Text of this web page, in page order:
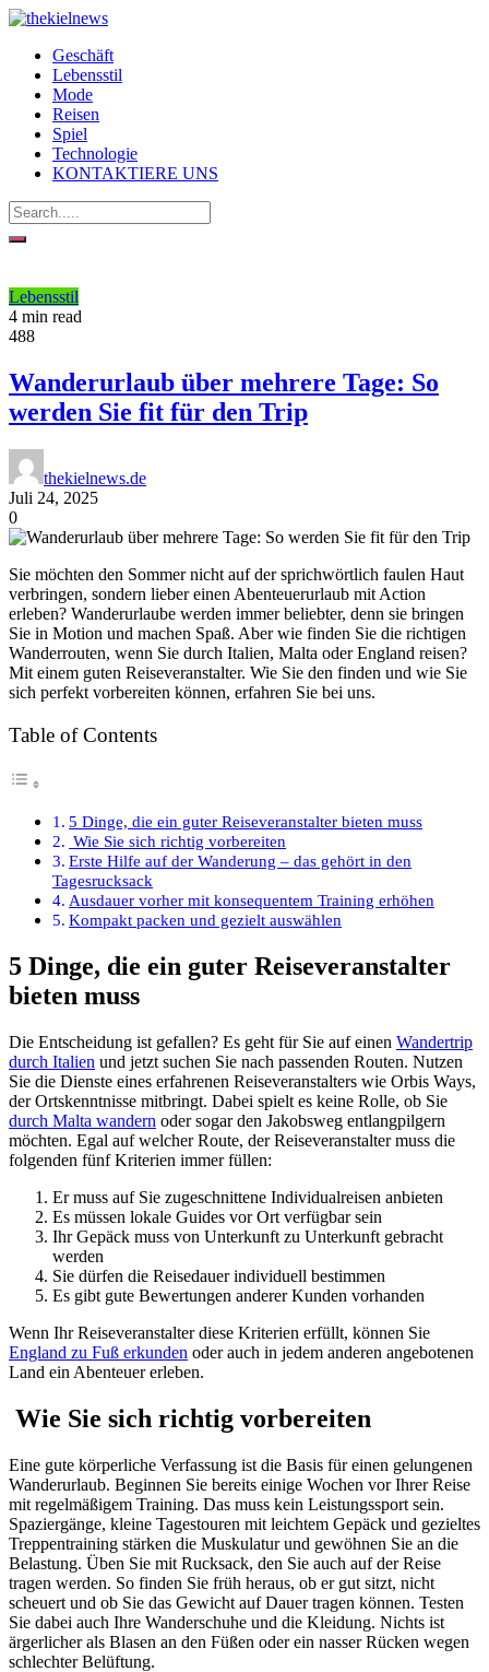
Geschäft
Lebensstil
Mode
Reisen
Spiel
Technologie
KONTAKTIERE UNS
Lebensstil
4 min read
488
Wanderurlaub über mehrere Tage: So
werden Sie fit für den Trip
thekielnews.de
Juli 24, 2025
0
Sie möchten den Sommer nicht auf der sprichwörtlich faulen Haut
verbringen, sondern lieber einen Abenteuerurlaub mit Action
erleben? Wanderurlaube werden immer beliebter, denn sie bringen
Sie in Motion und machen Spaß. Aber wie finden Sie die richtigen
Wanderrouten, wenn Sie durch Italien, Malta oder England reisen?
Mit einem guten Reiseveranstalter. Wie Sie den finden und wie Sie
sich perfekt vorbereiten können, erfahren Sie bei uns.
Table of Contents
5 Dinge, die ein guter Reiseveranstalter bieten muss
Wie Sie sich richtig vorbereiten
Erste Hilfe auf der Wanderung – das gehört in den
Tagesrucksack
Ausdauer vorher mit konsequentem Training erhöhen
Kompakt packen und gezielt auswählen
5 Dinge, die ein guter Reiseveranstalter
bieten muss
Die Entscheidung ist gefallen? Es geht für Sie auf einen Wandertrip
durch Italien und jetzt suchen Sie nach passenden Routen. Nutzen
Sie die Dienste eines erfahrenen Reiseveranstalters wie Orbis Ways,
der Ortskenntnisse mitbringt. Dabei spielt es keine Rolle, ob Sie
durch Malta wandern oder sogar den Jakobsweg entlangpilgern
möchten. Egal auf welcher Route, der Reiseveranstalter muss die
folgenden fünf Kriterien immer füllen:
Er muss auf Sie zugeschnittene Individualreisen anbieten
Es müssen lokale Guides vor Ort verfügbar sein
Ihr Gepäck muss von Unterkunft zu Unterkunft gebracht
werden
Sie dürfen die Reisedauer individuell bestimmen
Es gibt gute Bewertungen anderer Kunden vorhanden
Wenn Ihr Reiseveranstalter diese Kriterien erfüllt, können Sie
England zu Fuß erkunden oder auch in jedem anderen angebotenen
Land ein Abenteuer erleben.
Wie Sie sich richtig vorbereiten
Eine gute körperliche Verfassung ist die Basis für einen gelungenen
Wanderurlaub. Beginnen Sie bereits einige Wochen vor Ihrer Reise
mit regelmäßigem Training. Das muss kein Leistungssport sein.
Spaziergänge, kleine Tagestouren mit leichtem Gepäck und gezieltes
Treppentraining stärken die Muskulatur und gewöhnen Sie an die
Belastung. Üben Sie mit Rucksack, den Sie auch auf der Reise
tragen werden. So finden Sie früh heraus, ob er gut sitzt, nicht
scheuert und ob Sie das Gewicht auf Dauer tragen können. Testen
Sie dabei auch Ihre Wanderschuhe und die Kleidung. Nichts ist
ärgerlicher als Blasen an den Füßen oder ein nasser Rücken wegen
schlechter Belüftung.